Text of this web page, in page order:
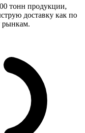
тонн продукции,
доставку как по
рынкам.